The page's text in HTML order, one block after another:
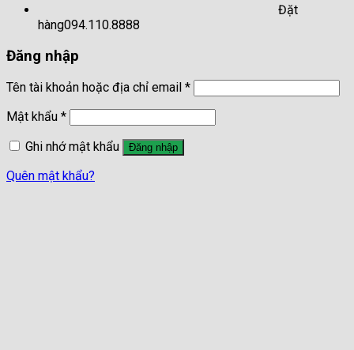
Đặt
hàng094.110.8888
Đăng nhập
Tên tài khoản hoặc địa chỉ email *
Mật khẩu *
Ghi nhớ mật khẩu
Đăng nhập
Quên mật khẩu?